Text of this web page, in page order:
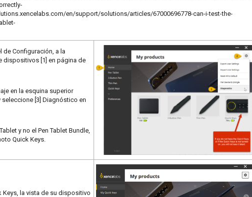
en/support/solutions/articles/67000696778-can-i-test-the-
de Configuración, a la
dispositivos [1] en página de
en la esquina superior
[3] Diagnóstico en
y no el Pen Tablet Bundle,
Quick Keys.
la vista de su dispositivo